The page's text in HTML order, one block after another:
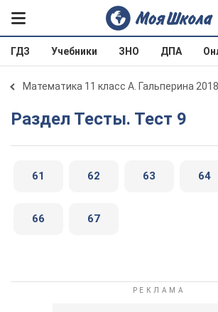
ГДЗ Учебники ЗНО ДПА
Математика 11 класс А. Гальперина 2018
Раздел Тесты. Тест 9
61 62 63 64
66 67